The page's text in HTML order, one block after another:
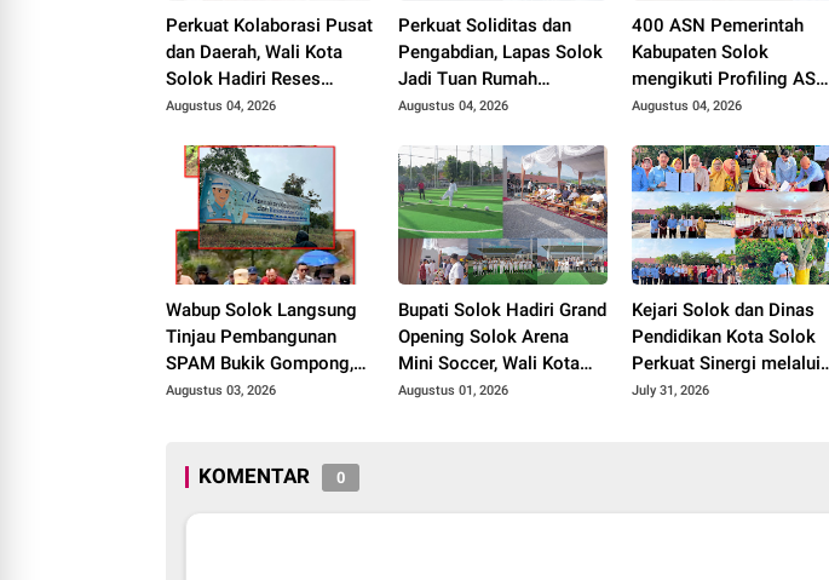
Perkuat Kolaborasi Pusat
dan Daerah, Wali Kota
Solok Hadiri Reses
Anggota DPR RI H. Zigo
Augustus 04, 2026
Perkuat Soliditas dan
Pengabdian, Lapas Solok
Jadi Tuan Rumah
Musyawarah
P3I Tingkat Daerah.
Augustus 04, 2026
400 ASN Pemerintah
Kabupaten Solok
mengikuti Profiling ASN
2026.
Augustus 04, 2026
Wabup Solok Langsung
Tinjau Pembangunan
SPAM Bukik Gompong,
Target Rampung Akhir
Augustus 03, 2026
Bupati Solok Hadiri Grand
Opening Solok Arena
Mini Soccer, Wali Kota
Solok Resmikan Fasilitas
Augustus 01, 2026
Kejari Solok dan Dinas
Pendidikan Kota Solok
Perkuat Sinergi melalui
Penandatanganan PKS
July 31, 2026
KOMENTAR 0